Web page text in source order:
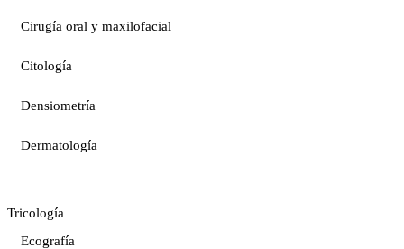
Cirugía oral y maxilofacial
Citología
Densiometría
Dermatología
Tricología
Ecografía